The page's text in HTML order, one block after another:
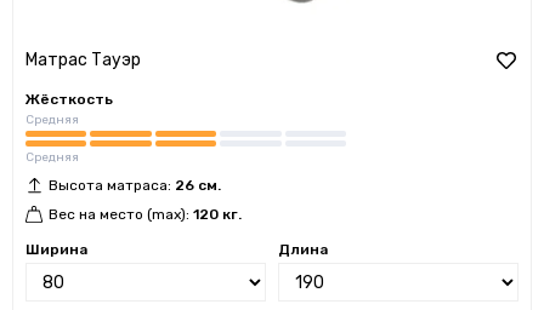
Матрас Тауэр
Жёсткость
Средняя
Средняя
Высота матраса: 26 см.
Вес на место (max): 120 кг.
Ширина Длина